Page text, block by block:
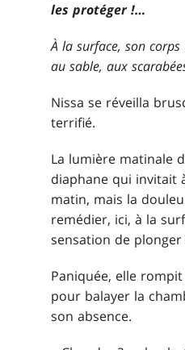
les protéger !…
À la surface, son
au sable, aux
Nissa se réveilla
terrifié.
La lumière matinale
diaphane qui invitait
matin, mais la
remédier, ici, à la
sensation de
Paniquée, elle
pour balayer la
son absence.